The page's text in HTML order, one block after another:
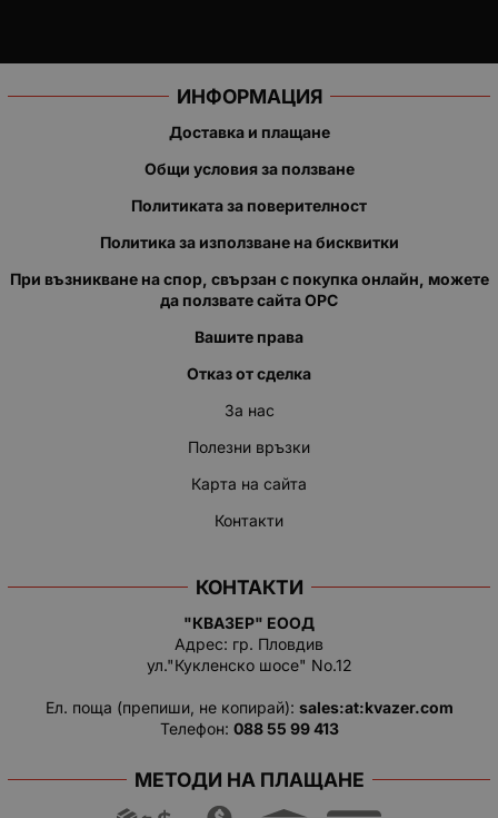
ИНФОРМАЦИЯ
Доставка и плащане
Общи условия за ползване
Политиката за поверителност
Политика за използване на бисквитки
При възникване на спор, свързан с покупка онлайн, можете
да ползвате сайта ОРС
Вашите права
Отказ от сделка
За нас
Полезни връзки
Карта на сайта
Контакти
КОНТАКТИ
"КВАЗЕР" ЕООД
Адрес: гр. Пловдив
ул."Кукленско шосе" No.12
Ел. поща (препиши, не копирай): salеs:at:kvazer.cоm
Телефон: 088 55 99 413
МЕТОДИ НА ПЛАЩАНЕ